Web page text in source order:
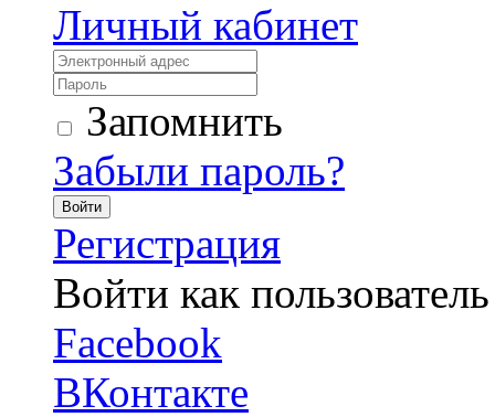
Личный кабинет
Запомнить
Забыли пароль?
Войти
Регистрация
Войти как пользователь
Facebook
ВКонтакте